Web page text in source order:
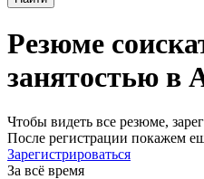
Резюме
занятостью в
Чтобы видеть все резюме,
После регистрации покажем
Зарегистрироваться
За всё время